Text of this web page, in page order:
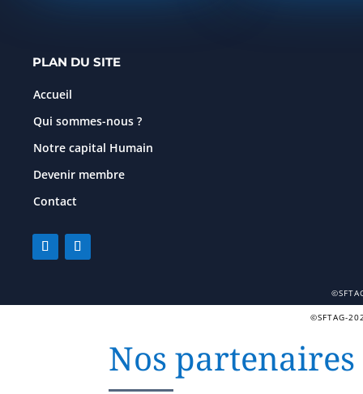
PLAN DU SITE
Accueil
Qui sommes-nous ?
Notre capital Humain
Devenir membre
Contact
©SFTAG-
Nos